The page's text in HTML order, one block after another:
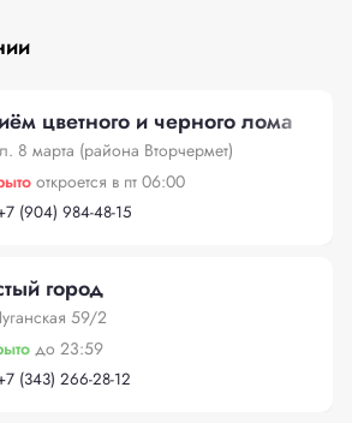
цветного и черного лома
8 марта (района Вторчермет)
откроется в пт 06:00
7 (904) 984-48-15
город
59/2
до 23:59
7 (343) 266-28-12